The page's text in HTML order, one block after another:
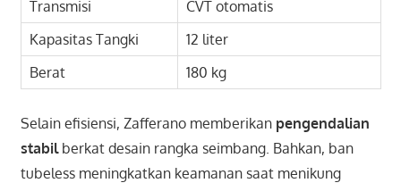
Transmisi
CVT otomatis
Kapasitas Tangki
12 liter
Berat
180 kg
Selain efisiensi, Zafferano memberikan pengendalian
stabilberkat desain rangka seimbang. Bahkan, ban
tubeless meningkatkan keamanan saat menikung